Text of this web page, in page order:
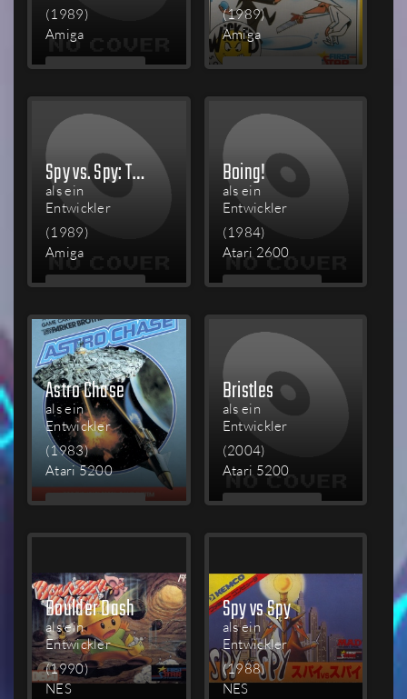
(1989)
Amiga
MEHR
(1989)
Amiga
MEHR
Spy vs. Spy: The Island Caper
als ein
Entwickler
(1989)
Amiga
MEHR
Boing!
als ein
Entwickler
(1984)
Atari 2600
MEHR
Astro Chase
als ein
Entwickler
(1983)
Atari 5200
MEHR
Bristles
als ein
Entwickler
(2004)
Atari 5200
MEHR
Boulder Dash
als ein
Entwickler
(1990)
NES
Spy vs Spy
als ein
Entwickler
(1988)
NES